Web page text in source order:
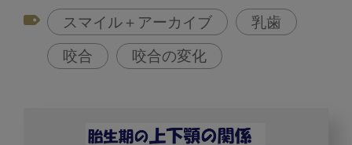
スマイル＋アーカイブ 乳歯
咬合 咬合の変化